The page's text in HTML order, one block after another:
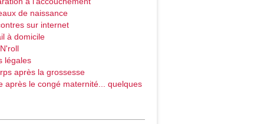
de naissance
sur internet
à domicile
légales
après la grossesse
après le congé maternité... quelques